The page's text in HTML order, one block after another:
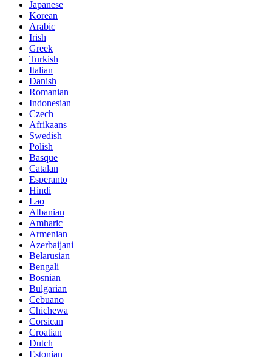
Japanese
Korean
Arabic
Irish
Greek
Turkish
Italian
Danish
Romanian
Indonesian
Czech
Afrikaans
Swedish
Polish
Basque
Catalan
Esperanto
Hindi
Lao
Albanian
Amharic
Armenian
Azerbaijani
Belarusian
Bengali
Bosnian
Bulgarian
Cebuano
Chichewa
Corsican
Croatian
Dutch
Estonian